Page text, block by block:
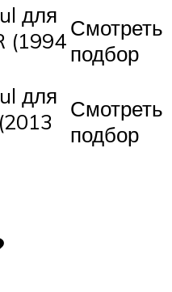
для
(1994Смотреть
подбор
для Смотреть
подбор